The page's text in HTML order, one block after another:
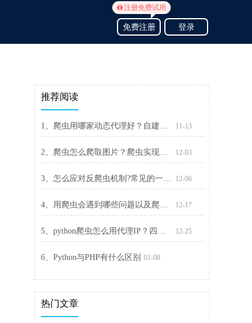
免费注册
注册免费试用
登录
推荐阅读
1、爬虫用哪家动态代理好？自建与购买代理IP的优劣势分析 11-13
2、爬虫怎么爬取图片？爬虫实现批量下载图片 12-03
3、怎么应对反爬虫机制?常见的一些限制以及突破限制方法 12-06
4、用爬虫会遇到哪些问题以及爬虫常见问题案例分析 12-17
5、python爬虫怎么用代理IP？四种添加代理IP的方法 12-25
6、Python与PHP有什么区别 01-08
热门文章